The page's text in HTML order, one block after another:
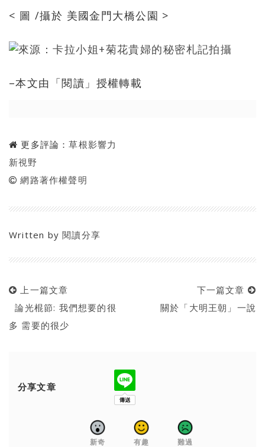
< 圖 /攝於 美國金門大橋公園 >
–本文由「閱讀」授權轉載
更多評論：草根影響力
新視野
網路著作權聲明
Written by閱讀分享
上一篇文章
論光棍節: 我們想要的很
多 需要的很少
下一篇文章
關於「大明王朝」一說
分享文章
新奇 有趣 難過